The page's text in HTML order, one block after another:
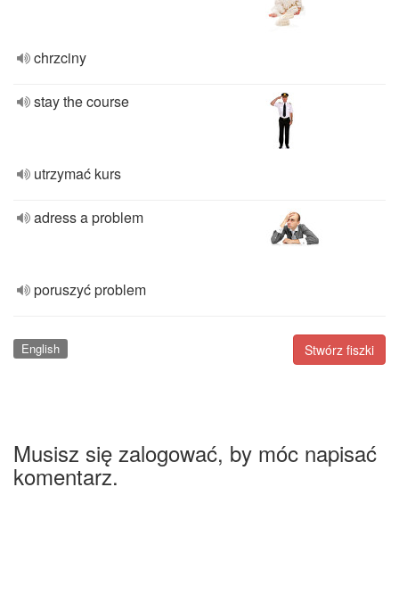
chrzciny
stay the course
utrzymać kurs
adress a problem
poruszyć problem
Stwórz fiszki
English
Musisz się zalogować, by móc napisać
komentarz.